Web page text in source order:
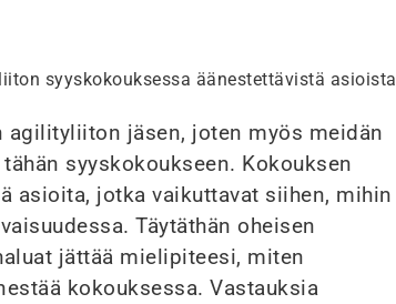
syyskokouksessa äänestettävistä asioista
agilityliiton jäsen, joten myös meidän
syyskokoukseen. Kokouksen
asioita, jotka vaikuttavat siihen, mihin
Täytäthän oheisen
jättää mielipiteesi, miten
kokouksessa. Vastauksia